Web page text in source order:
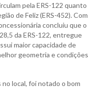
pela ERS-122 quanto
de Feliz (ERS-452). Com
concluiu que o
da ERS-122, entregue
maior capacidade de
geometria e condições
local, foi notado o bom